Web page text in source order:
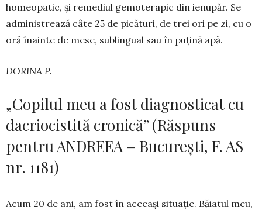
homeo­pa­tic, și re­mediul gemoterapic din ienu­pă­r. Se
ad­mi­nistrează câte 25 de picături, de trei ori pe zi, cu o
oră înainte de mese, sublingual sau în puțină apă.
DORINA P.
„Copilul meu a fost diagnosticat cu
dacriocistită cronică” (Răspuns
pentru ANDREEA – București, F. AS
nr. 1181)
Acum 20 de ani, am fost în aceeași situație. Băiatul meu,